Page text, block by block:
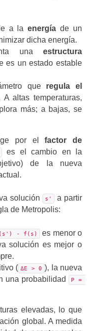
a laenergía de un
dicha energía.
una estructura
es un estado estable
que regula el
A altas temperaturas,
más; a bajas, se
por elfactor de
es el cambio en la
de la nueva
solución s'
a partir
de Metropolis:
- f(s)
es menor o
solución es mejor o
( ΔE > 0 ), la nueva
una probabilidad
P =
elevadas, lo que
global. A medida